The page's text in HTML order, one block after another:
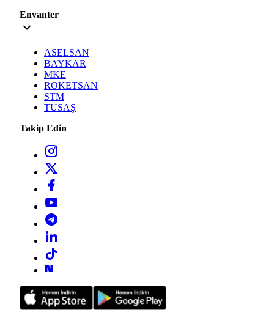
Envanter
ASELSAN
BAYKAR
MKE
ROKETSAN
STM
TUSAŞ
Takip Edin